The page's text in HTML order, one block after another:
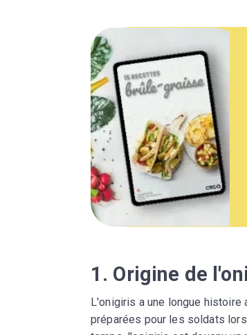
1. Origine de
L'onigiris a une longue
préparées pour les soldats